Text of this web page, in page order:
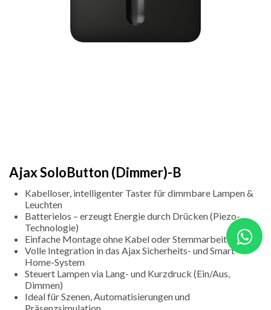
Ajax SoloButton (Dimmer)-B
Kabelloser, intelligenter Taster für dimmbare Lampen &
Leuchten
Batterielos – erzeugt Energie durch Drücken (Piezo-
Technologie)
Einfache Montage ohne Kabel oder Stemmarbeiten
Volle Integration in das Ajax Sicherheits- und Smart
Home-System
Steuert Lampen via Lang- und Kurzdruck (Ein/Aus,
Dimmen)
Ideal für Szenen, Automatisierungen und